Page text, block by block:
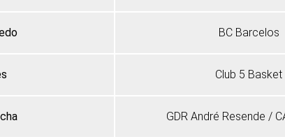
BC Barcelos
Club 5 Basket
GDR André Resende /